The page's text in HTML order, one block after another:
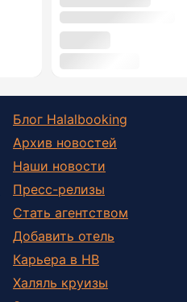
Блог Halalbooking
Архив новостей
Наши новости
Пресс-релизы
Стать агентством
Добавить отель
Карьера в HB
Халяль круизы